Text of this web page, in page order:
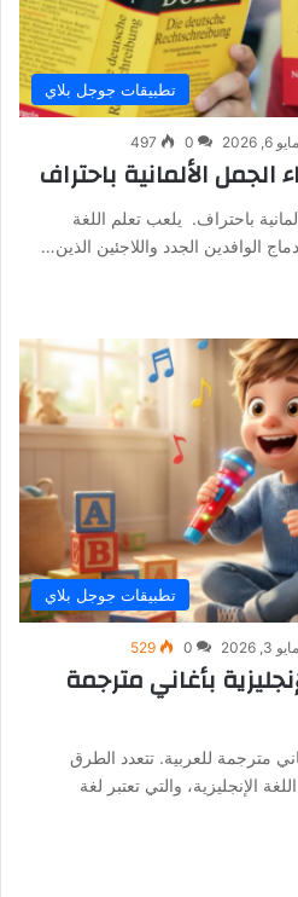
تطبيقات جوجل بلاي
مايو 6, 2026 0
497
الألمانية باحتراف
باحتراف. يلعب تعلم اللغة
الوافدين الجدد واللاجئين الذين…
تطبيقات جوجل بلاي
مايو 3, 2026 0
529
بأغاني مترجمة
مترجمة للعربية. تتعدد الطرق
الإنجليزية، والتي تعتبر لغة